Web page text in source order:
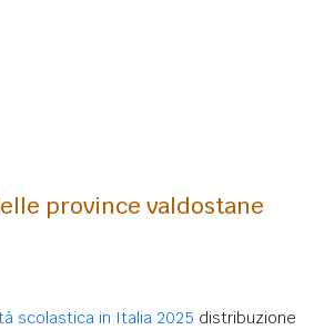
province valdostane
scolastica in Italia 2025 distribuzione